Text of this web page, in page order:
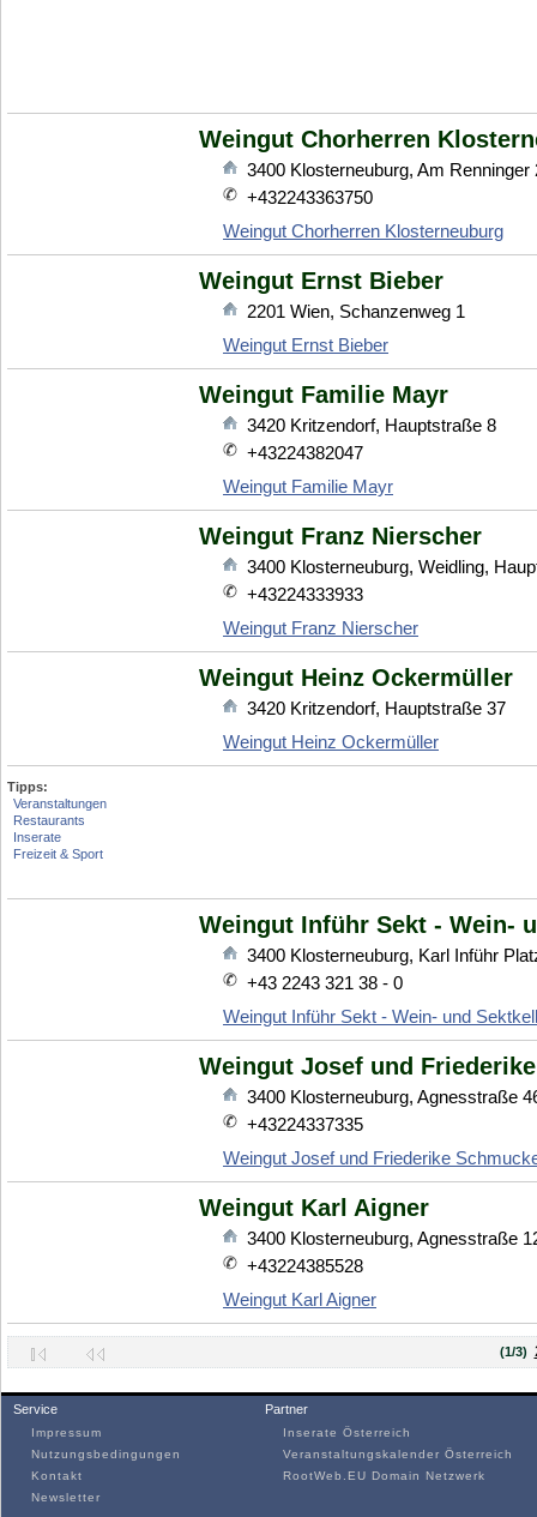
Weingut Chorherren
3400 Klosterneuburg, Am Renninger
+432243363750
Weingut Chorherren Klosterneuburg
Weingut Ernst Bieber
2201 Wien, Schanzenweg 1
Weingut Ernst Bieber
Weingut Familie Mayr
3420 Kritzendorf, Hauptstraße 8
+43224382047
Weingut Familie Mayr
Weingut Franz Nierscher
3400 Klosterneuburg, Weidling,
+43224333933
Weingut Franz Nierscher
Weingut Heinz Ockermüller
3420 Kritzendorf, Hauptstraße 37
Weingut Heinz Ockermüller
Tipps:
Veranstaltungen
Restaurants
Inserate
Freizeit & Sport
Weingut Inführ Sekt - Wein-
3400 Klosterneuburg, Karl Inführ
+43 2243 321 38 - 0
Weingut Inführ Sekt - Wein- und
Weingut Josef und
3400 Klosterneuburg, Agnesstraße
+43224337335
Weingut Josef und Friederike
Weingut Karl Aigner
3400 Klosterneuburg, Agnesstraße
+43224385528
Weingut Karl Aigner
(1/3)
Service
Impressum
Nutzungsbedingungen
Kontakt
Newsletter
Partner
Inserate Österreich
Veranstaltungskalender Österreich
RootWeb.EU Domain Netzwerk